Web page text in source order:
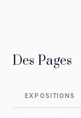
Des Pages
EXPOSITIONS